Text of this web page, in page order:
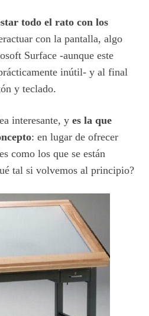
todo el rato con los
con la pantalla, algo
Surface -aunque este
inútil- y al final
y teclado.
interesante, y es la que
: en lugar de ofrecer
como los que se están
tal si volvemos al principio?